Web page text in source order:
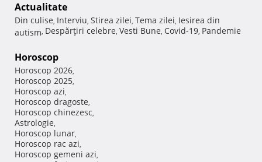
Actualitate
Din culise, Interviu, Stirea zilei, Tema zilei, Iesirea din
autism, Despărţiri celebre, Vesti Bune, Covid-19, Pandemie
Horoscop
Horoscop 2026,
Horoscop 2025,
Horoscop azi,
Horoscop dragoste,
Horoscop chinezesc,
Astrologie,
Horoscop lunar,
Horoscop rac azi,
Horoscop gemeni azi,